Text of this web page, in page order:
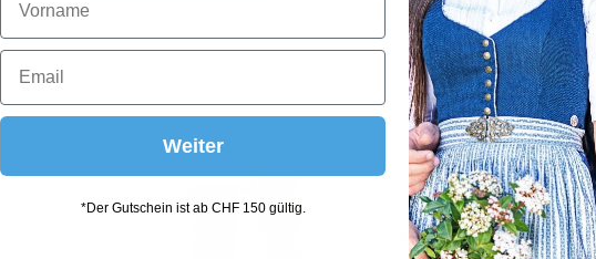
Weiter
*Der Gutschein ist ab CHF 150 gültig.